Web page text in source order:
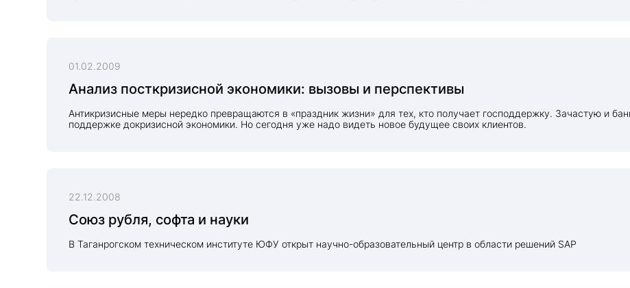
01.02.2009
Анализ посткризисной экономики: вызовы и перспективы
Антикризисные меры нередко превращаются в «праздник жизни» для тех, кто получает господдержку. Зачастую и
поддержке докризисной экономики. Но сегодня уже надо видеть новое будущее своих клиентов.
22.12.2008
Союз рубля, софта и науки
В Таганрогском техническом институте ЮФУ открыт научно-образовательный центр в области решений SAP